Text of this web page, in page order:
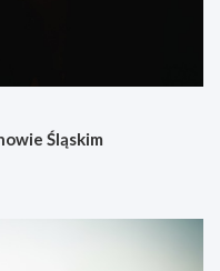
Śląskim